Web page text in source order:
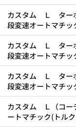
カスタム Ｌ ター
段変速オートマチ
カスタム Ｌ ター
段変速オートマチ
カスタム Ｌ ター
段変速オートマチ
カスタム Ｌ（コー
ートマチック(トル